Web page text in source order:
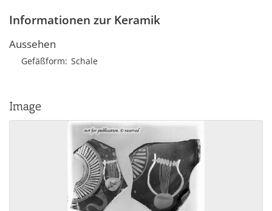
Informationen zur Keramik
Aussehen
Gefäßform Schale
Image